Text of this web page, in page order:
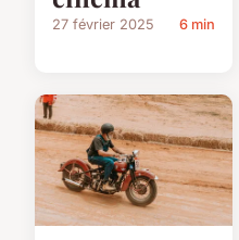
27 février 2025 6 min